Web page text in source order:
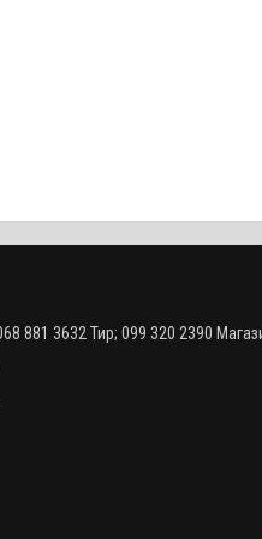
881 3632 Тир; 099 320 2390